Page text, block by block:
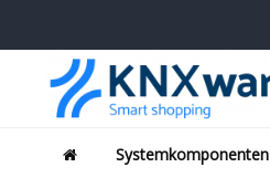
Systemkomponenten